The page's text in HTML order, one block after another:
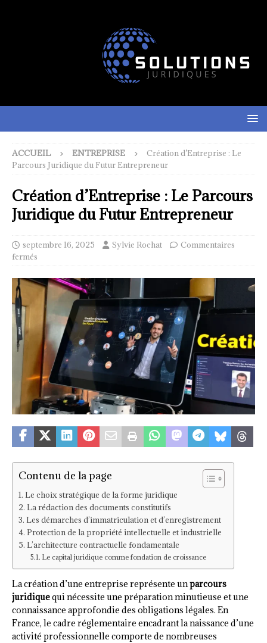
ACCUEIL ENTREPRISE
Création d’Entreprise : Le
Parcours Juridique du Futur Entrepreneur
Création d’Entreprise : Le Parcours
Juridique du Futur Entrepreneur
septembre 16, 2025 Sylvie Rochat
Commentaires
fermés
Contenu de la page
Le choix stratégique de la forme juridique
La rédaction des documents constitutifs
Les démarches d’immatriculation et d’enregistrement
Protection de la propriété intellectuelle et industrielle
L’architecture contractuelle fondamentale
Le capital juridique comme fondation de croissance
La création d’une entreprise représente unparcours
juridiquequi nécessite une préparation minutieuse et une
connaissance approfondie des obligations légales. En
France, le cadre réglementaire encadrant la naissance d’une
activité professionnelle comporte de nombreuses